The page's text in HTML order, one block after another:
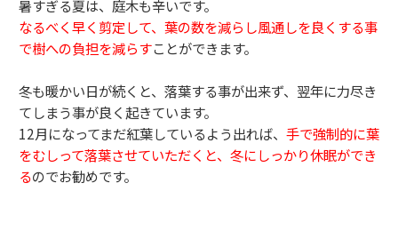
暑すぎる夏は、庭木も辛いです。
なるべく早く剪定して、葉の数を減らし風通しを良くする事
で樹への負担を減らすことができます。
冬も暖かい日が続くと、落葉する事が出来ず、翌年に力尽き
てしまう事が良く起きています。
12月になってまだ紅葉しているよう出れば、 手で強制的に葉
をむしって落葉させていただくと、冬にしっかり休眠ができ
るのでお勧めです。